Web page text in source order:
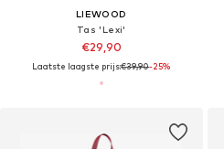
LIEWOOD
Tas 'Lexi'
€29,90
Laatste laagste prijs:€39,90-25%